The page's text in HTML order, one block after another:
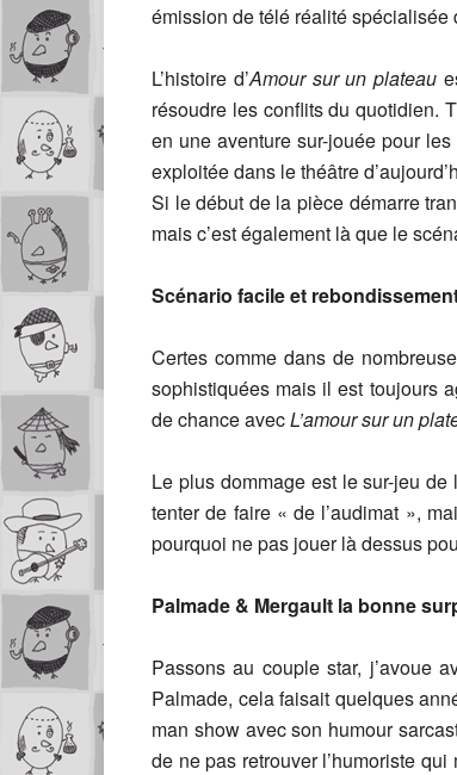
émission de télé réalité
L’histoire d’Amour sur un plateau
résoudre les conflits du quotidien.
en une aventure sur-jouée pour
exploitée dans le théâtre
Si le début de la pièce démarre
mais c’est également là que le
Scénario facile et
Certes comme dans de
sophistiquées mais il est toujours
de chance avecL’amour sur un
Le plus dommage est le sur-jeu
tenter de faire « de l’audimat »,
pourquoi ne pas jouer là dessus
Palmade & Mergault la bonne
Passons au couple star, j’avoue
Palmade, cela faisait quelques
man show avec son humour
de ne pas retrouver l’humoriste